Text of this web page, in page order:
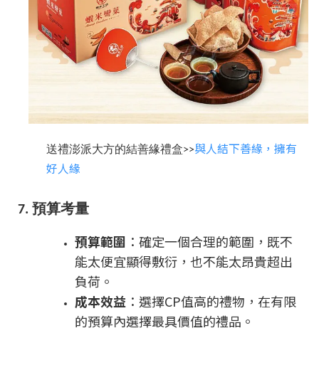
送禮澎派大方的結善緣禮盒>>與人結下善緣，擁有
好人緣
7. 預算考量
預算範圍 ：確定一個合理的範圍，既不
能太便宜顯得敷衍，也不能太昂貴超出
負荷。
成本效益 ：選擇CP值高的禮物，在有限
的預算內選擇最具價值的禮品。